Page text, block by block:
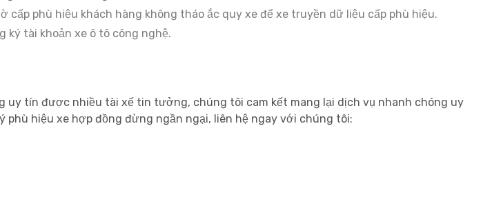
phù hiệu khách hàng không tháo ắc quy xe để xe truyền dữ liệu cấp phù hiệu.
ký tài khoản xe ô tô công nghệ.
uy tín được nhiều tài xế tin tưởng, chúng tôi cam kết mang lại dịch vụ nhanh chóng uy
phù hiệu xe hợp đồng đừng ngần ngại, liên hệ ngay với chúng tôi: